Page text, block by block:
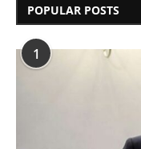
POPULAR POSTS
1